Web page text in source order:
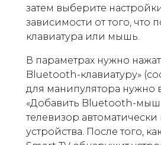
затем выберите
зависимости от того, что
клавиатура или мышь.
В параметрах нужно
Bluetooth-клавиатуру»
для манипулятора нужно
«Добавить Bluetooth-
телевизор автоматически
устройства. После того,